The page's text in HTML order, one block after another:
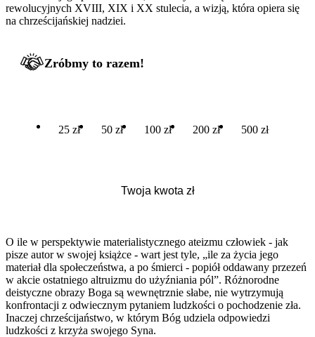
rewolucyjnych XVIII, XIX i XX stulecia, a wizją, która opiera się
na chrześcijańskiej nadziei.
Zróbmy to razem!
25 zł 50 zł 100 zł 200 zł 500 zł
O ile w perspektywie materialistycznego ateizmu człowiek - jak
pisze autor w swojej książce - wart jest tyle, „ile za życia jego
materiał dla społeczeństwa, a po śmierci - popiół oddawany przezeń
w akcie ostatniego altruizmu do użyźniania pól”. Różnorodne
deistyczne obrazy Boga są wewnętrznie słabe, nie wytrzymują
konfrontacji z odwiecznym pytaniem ludzkości o pochodzenie zła.
Inaczej chrześcijaństwo, w którym Bóg udziela odpowiedzi
ludzkości z krzyża swojego Syna.